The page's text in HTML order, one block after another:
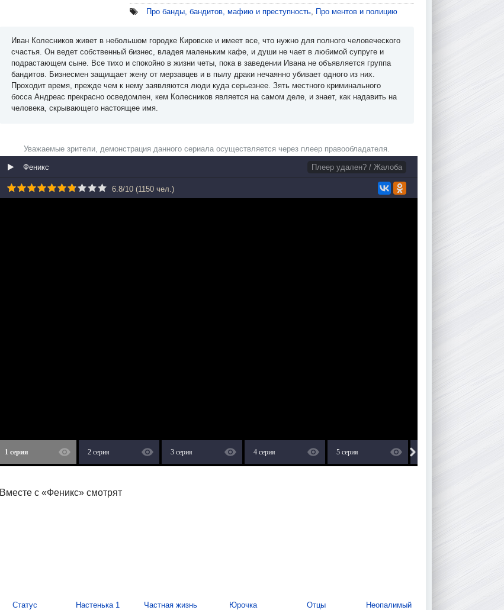
Про банды, бандитов, мафию и преступность, Про ментов и полицию
Иван Колесников живет в небольшом городке Кировске и имеет все, что нужно для полного человеческого
счастья. Он ведет собственный бизнес, владея маленьким кафе, и души не чает в любимой супруге и
подрастающем сыне. Все тихо и спокойно в жизни четы, пока в заведении Ивана не объявляется группа
бандитов. Бизнесмен защищает жену от мерзавцев и в пылу драки нечаянно убивает одного из них.
Проходит время, прежде чем к нему заявляются люди куда серьезнее. Зять местного криминального
босса Андреас прекрасно осведомлен, кем Колесников является на самом деле, и знает, как надавить на
человека, скрывающего настоящее имя.
Уважаемые зрители, демонстрация данного сериала осуществляется через плеер правообладателя.
Феникс Плеер удален? / Жалоба
6.8/10 (1150 чел.)
1 серия 2 серия 3 серия 4 серия 5 серия
Вместе с «Феникс» смотрят
Статус
Настенька 1
Частная жизнь Юрочка Отцы
Неопалимый